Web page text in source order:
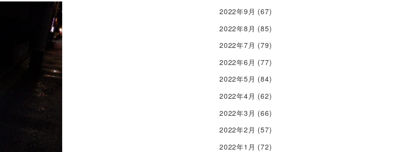
2022年9月 (67)
2022年8月 (85)
2022年7月 (79)
2022年6月 (77)
2022年5月 (84)
2022年4月 (62)
2022年3月 (66)
2022年2月 (57)
2022年1月 (72)